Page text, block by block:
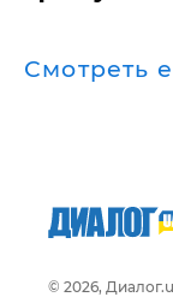
Смотреть
© 2026,